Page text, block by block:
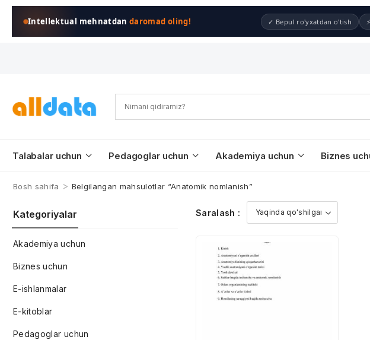
Intellektual mehnatdandaromad oling! ✓ Bepul ro'yxatdan o'tish
Talabalar uchun Pedagoglar uchun Akademiya uchun Biznes
Bosh sahifa > Belgilangan mahsulotlar “Anatomik nomlanish”
Kategoriyalar
Akademiya uchun
Biznes uchun
E-ishlanmalar
E-kitoblar
Pedagoglar uchun
Saralash :